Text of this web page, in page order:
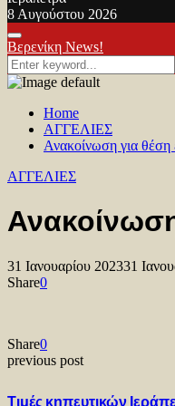
8 Αυγούστου 2026
Facebook
Twitter
Youtube
Primary
Menu
Βερενίκη News!
Search
for:
Home
ΑΓΓΕΛΙΕΣ
Ανακοίνωση για θέση
ΑΓΓΕΛΙΕΣ
31 Ιανουαρίου 202331
Share0
Share0
previous post
Τιμές κηπευτικών